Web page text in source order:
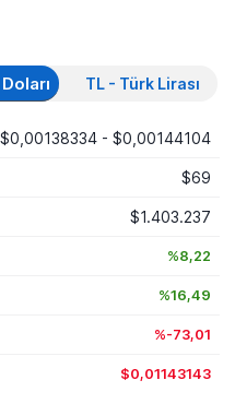
TL - Türk Lirası
$0,00138334 - $0,00144104
$69
$1.403.237
%8,22
%16,49
%-73,01
$0,01143143